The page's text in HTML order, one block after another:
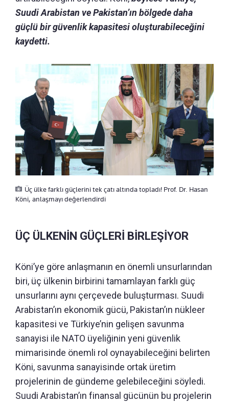
Suudi Arabistan ve Pakistan’ın bölgede daha
güçlü bir güvenlik kapasitesi oluşturabileceğini
kaydetti.
Üç ülke farklı güçlerini tek çatı altında topladı! Prof. Dr. Hasan
Köni, anlaşmayı değerlendirdi
ÜÇ ÜLKENİN GÜÇLERİ BİRLEŞİYOR
Köni’ye göre anlaşmanın en önemli unsurlarından
biri, üç ülkenin birbirini tamamlayan farklı güç
unsurlarını aynı çerçevede buluşturması. Suudi
Arabistan’ın ekonomik gücü, Pakistan’ın nükleer
kapasitesi ve Türkiye’nin gelişen savunma
sanayisi ile NATO üyeliğinin yeni güvenlik
mimarisinde önemli rol oynayabileceğini belirten
Köni, savunma sanayisinde ortak üretim
projelerinin de gündeme gelebileceğini söyledi.
Suudi Arabistan’ın finansal gücünün bu projelerin